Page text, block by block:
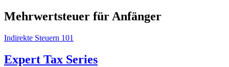
Mehrwertsteuer für Anfänger
Indirekte Steuern 101
Expert Tax Series